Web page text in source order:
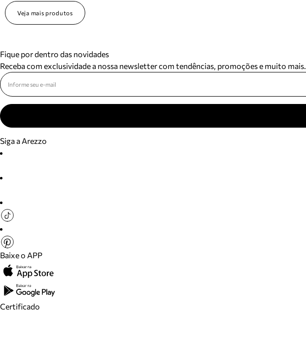
Veja mais produtos
Fique por dentro das novidades
Receba com exclusividade a nossa newsletter com tendências, promoções e muito mais.
Siga a Arezzo
Baixe o APP
Certificado